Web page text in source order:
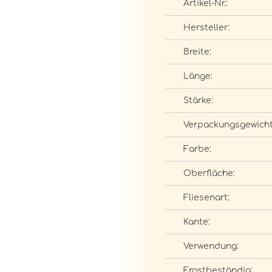
Artikel-Nr.:
Hersteller:
Breite:
Länge:
Stärke:
Farbe:
Oberfläche:
Fliesenart:
Kante:
Verwendung: